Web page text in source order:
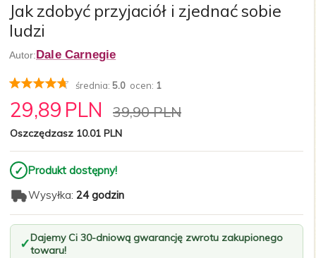
Jak zdobyć przyjaciół i zjednać sobie
ludzi
Autor:Dale Carnegie
średnia: 5.0 ocen: 1
29,89 PLN 39,90 PLN
Oszczędzasz 10.01 PLN
✓ Produkt dostępny!
Wysyłka: 24 godzin
Dajemy Ci 30-dniową gwarancję zwrotu zakupionego
towaru!